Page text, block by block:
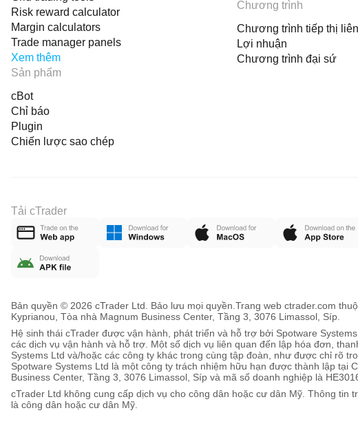
Risk reward calculator
Margin calculators
Trade manager panels
Xem thêm
Sản phẩm
cBot
Chỉ báo
Plugin
Chiến lược sao chép
Chương trình
Chương trình tiếp thị
Lợi nhuận
Chương trình đại sứ
Tải cTrader
Bản quyền © 2026 cTrader Ltd. Bảo lưu mọi quyền. Trang web ctrader.com
Kyprianou, Tòa nhà Magnum Business Center, Tầng 3, 3076 Limassol, Síp.
Hệ sinh thái cTrader được vận hành, phát triển và hỗ trợ bởi Spotware
các dịch vụ vận hành và hỗ trợ. Một số dịch vụ liên quan đến lập hóa đơn,
Systems Ltd và/hoặc các công ty khác trong cùng tập đoàn, như được chỉ rõ
Spotware Systems Ltd là một công ty trách nhiệm hữu hạn được thành lập tại
Business Center, Tầng 3, 3076 Limassol, Síp và mã số doanh nghiệp là
cTrader Ltd không cung cấp dịch vụ cho công dân hoặc cư dân Mỹ. Thông
là công dân hoặc cư dân Mỹ.